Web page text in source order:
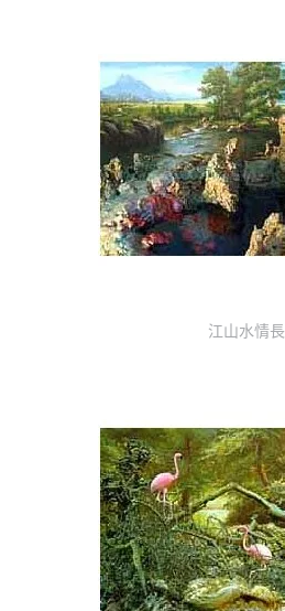
江山水情長